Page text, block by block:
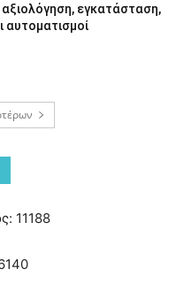
εγκατάσταση,
αυτοματισμοί
11188